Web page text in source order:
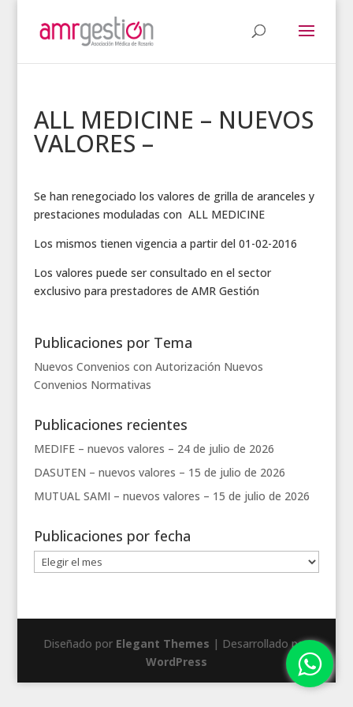
ALL MEDICINE – NUEVOS
VALORES –
Se han renegociado los valores de grilla de aranceles y
prestaciones moduladas con ALL MEDICINE
Los mismos tienen vigencia a partir del 01-02-2016
Los valores puede ser consultado en el sector
exclusivo para prestadores de AMR Gestión
Publicaciones por Tema
Nuevos Convenios con Autorización Nuevos
Convenios Normativas
Publicaciones recientes
MEDIFE – nuevos valores – 24 de julio de 2026
DASUTEN – nuevos valores – 15 de julio de 2026
MUTUAL SAMI – nuevos valores – 15 de julio de 2026
Publicaciones por fecha
Publicaciones
por
Diseñado por Elegant Themes | Desarrollado por
WordPress